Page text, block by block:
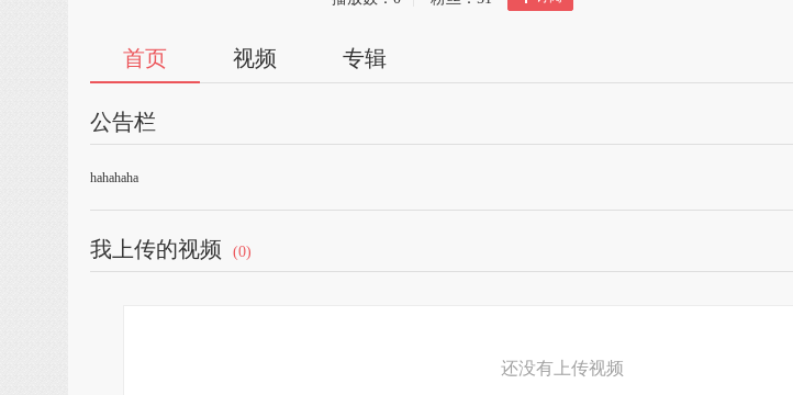
首页 视频 专辑
公告栏
hahahaha
我上传的视频 (0)
还没有上传视频